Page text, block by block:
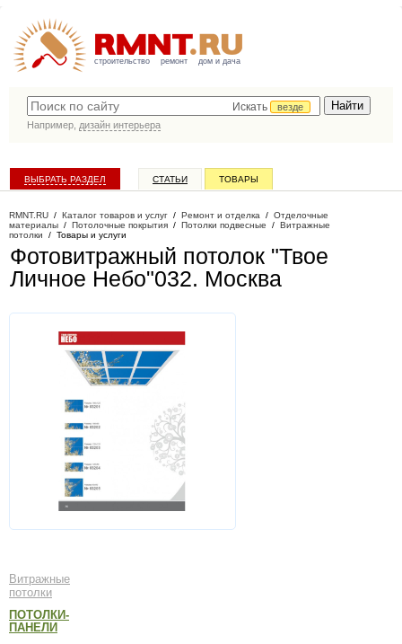
строительство ремонт дом и дача
Искать
везде
Например, дизайн интерьера
ВЫБРАТЬ РАЗДЕЛ СТАТЬИ ТОВАРЫ
RMNT.RU / Каталог товаров и услуг / Ремонт и отделка / Отделочные
материалы / Потолочные покрытия / Потолки подвесные / Витражные
потолки / Товары и услуги
Фотовитражный потолок "Твое
Личное Небо"032. Москва
Витражные
потолки
ПОТОЛКИ-
ПАНЕЛИ